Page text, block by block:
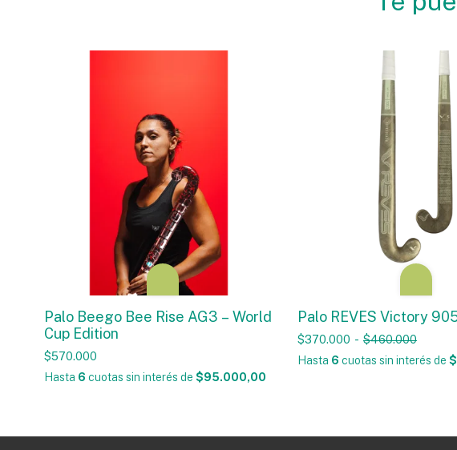
Palo Beego Bee Rise AG3 – World
Cup Edition
$570.000
Hasta 6 cuotas sin interés de $95.000,00
Palo REVES Victory
$370.000 - $460.000
Hasta 6 cuotas sin interés de